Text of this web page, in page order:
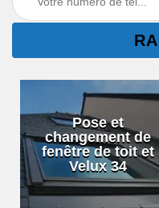
Pose et
changement de
fenêtre de toit et
Velux 34